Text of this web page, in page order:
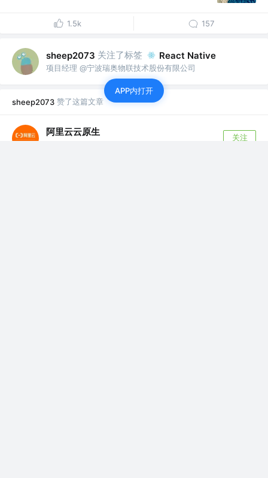
1.5k 157
sheep2073 关注了标签 React Native
项目经理 @宁波瑞奥物联技术股份有限公司
sheep2073 赞了这篇文章
阿里云云原生
关注
APP内打开